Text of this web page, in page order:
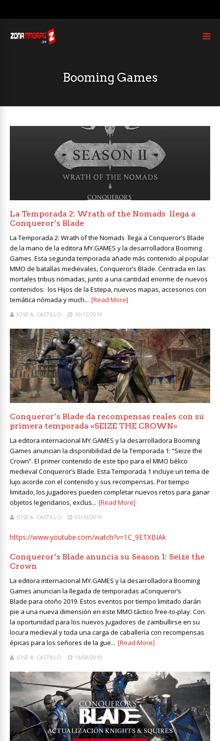
Booming Games
La Temporada 2: Wrath of the Nomads llega a
Conqueror’s Blade
La Temporada 2: Wrath of the Nomads llega a Conqueror’s Blade
de la mano de la editora MY.GAMES y la desarrolladora Booming
Games. Esta segunda temporada añade más contenido al popular
MMO de batallas medievales, Conqueror’s Blade. Centrada en las
mortales tribus nómadas, junto a una cantidad enorme de nuevos
contenidos: los Hijos de la Estepa, nuevos mapas, accesorios con
temática nómada y much... [Read More]
JOSE A. CASTILLO 10/12/2019
Conqueror’s Blade da recompensas reales con su
primera temporada «SEIZE THE CROWN»
La editora internacional MY.GAMES y la desarrolladora Booming
Games anuncian la disponibilidad de la Temporada 1: “Seize the
Crown”. El primer contenido de este tipo para el MMO bélico
medieval Conqueror’s Blade. Esta Temporada 1 incluye un tema de
lujo acorde con el contenido y sus recompensas. Por tiempo
limitado, los jugadores pueden completar nuevos retos para ganar
objetos legendarios, exclus... [Read More]
JOSE A. CASTILLO 01/10/2019
https://www.youtube.com/watch?v=1C_9ETXBIAk
Conqueror’s Blade anuncia su Season 1: Seize the
Crown
La editora internacional MY.GAMES y la desarrolladora Booming
Games anuncian la llegada de temporadas aConqueror’s
Blade para otoño 2019. Estos eventos por tiempo limitado darán
pie a una nueva dimensión en este MMO táctico free-to-play. Con
la oportunidad para los nuevos jugadores de zambullirse en su
locura medieval y toda una carga de caballería con recompensas
épicas para los señores de la gue... [Read More]
JOSE A. CASTILLO 14/08/2019